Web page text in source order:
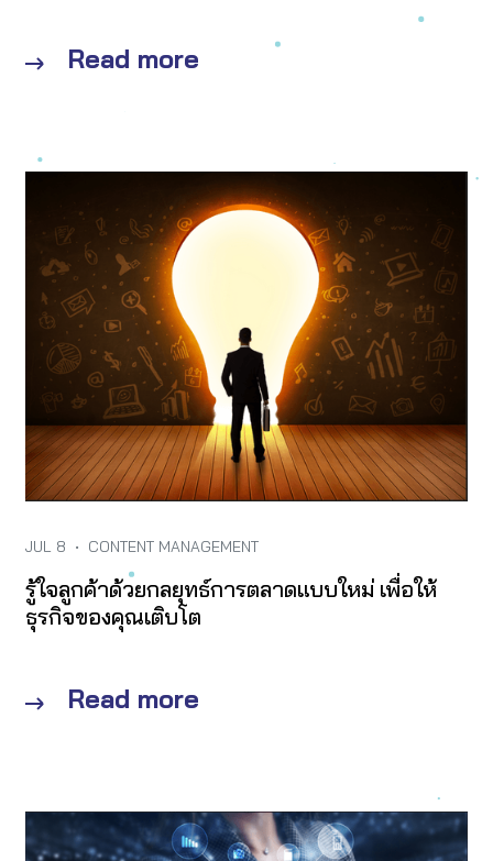
Read more
JUL 8 • CONTENT MANAGEMENT
รู้ใจลูกค้าด้วยกลยุทธ์การตลาดแบบใหม่ เพื่อให้
ธุรกิจของคุณเติบโต
Read more